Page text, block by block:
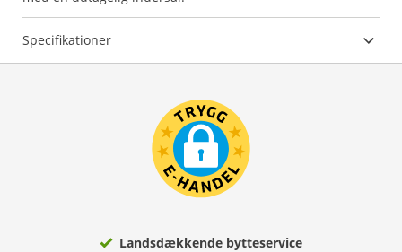
Specifikationer
Landsdækkende bytteservice